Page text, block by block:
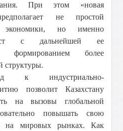
При этом «новая
не простой
экономики, но именно
с дальнейшей ее
формированием более
структуры.
к индустриально-
позволит Казахстану
на вызовы глобальной
повышать свою
на мировых рынках. Как